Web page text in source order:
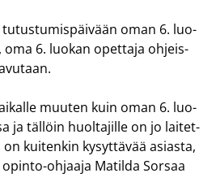
tu­tus­tu­mis­päi­vään oman 6. luo­
oma 6. luo­kan opet­ta­ja oh­jeis­
muu­ten kuin oman 6. luo­
ja täl­löin huol­ta­jil­le on jo lai­tet­
kui­ten­kin ky­syt­tä­vää asias­ta,
​ohjaaja Ma­til­da Sor­saa